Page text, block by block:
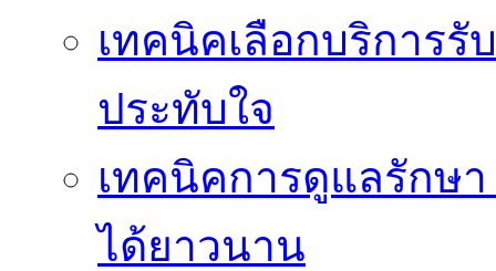
เทคนิคเลือกบริการรั
ประทับใจ
เทคนิคการดูแลรักษา
ได้ยาวนาน